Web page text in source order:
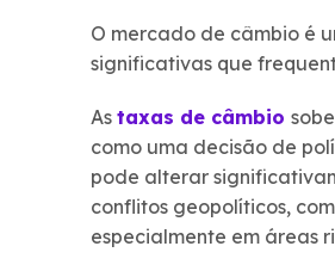
O mercado de câmbio é
significativas que
As taxas de câmbio
como uma decisão de
pode alterar
conflitos geopolíticos,
especialmente em áreas